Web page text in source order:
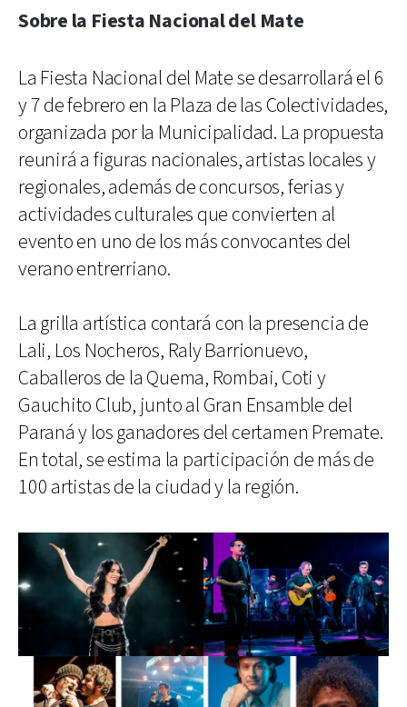
Sobre la Fiesta Nacional del Mate
La Fiesta Nacional del Mate se desarrollará el 6
y 7 de febrero en la Plaza de las Colectividades,
organizada por la Municipalidad. La propuesta
reunirá a figuras nacionales, artistas locales y
regionales, además de concursos, ferias y
actividades culturales que convierten al
evento en uno de los más convocantes del
verano entrerriano.
La grilla artística contará con la presencia de
Lali, Los Nocheros, Raly Barrionuevo,
Caballeros de la Quema, Rombai, Coti y
Gauchito Club, junto al Gran Ensamble del
Paraná y los ganadores del certamen Premate.
En total, se estima la participación de más de
100 artistas de la ciudad y la región.